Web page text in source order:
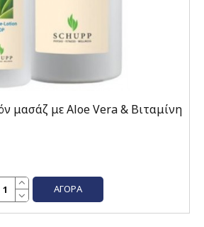
μασάζ με Aloe Vera & Βιταμίνη
ΑΓΟΡΆ